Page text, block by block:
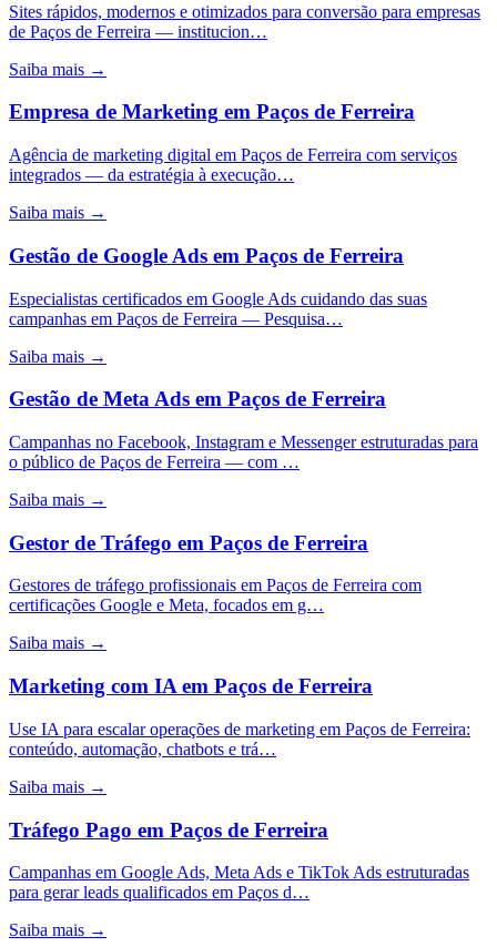
Sites rápidos, modernos e otimizados para conversão para empresas
de Paços de Ferreira — institucion…
Saiba mais →
Empresa de Marketing em Paços de Ferreira
Agência de marketing digital em Paços de Ferreira com serviços
integrados — da estratégia à execução…
Saiba mais →
Gestão de Google Ads em Paços de Ferreira
Especialistas certificados em Google Ads cuidando das suas
campanhas em Paços de Ferreira — Pesquisa…
Saiba mais →
Gestão de Meta Ads em Paços de Ferreira
Campanhas no Facebook, Instagram e Messenger estruturadas para
o público de Paços de Ferreira — com …
Saiba mais →
Gestor de Tráfego em Paços de Ferreira
Gestores de tráfego profissionais em Paços de Ferreira com
certificações Google e Meta, focados em g…
Saiba mais →
Marketing com IA em Paços de Ferreira
Use IA para escalar operações de marketing em Paços de Ferreira:
conteúdo, automação, chatbots e trá…
Saiba mais →
Tráfego Pago em Paços de Ferreira
Campanhas em Google Ads, Meta Ads e TikTok Ads estruturadas
para gerar leads qualificados em Paços d…
Saiba mais →